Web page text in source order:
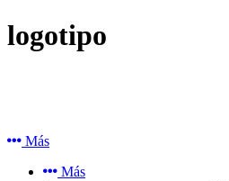
logotipo
Más
Más